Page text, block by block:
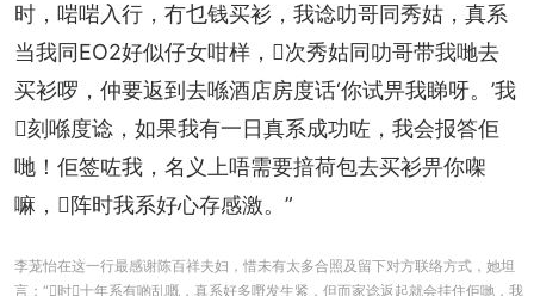
时，啱啱入行，冇乜钱买衫，我谂叻哥同秀姑，真系
当我同EO2好似仔女咁样，𠮶次秀姑同叻哥带我哋去
买衫啰，仲要返到去喺酒店房度话‘你试畀我睇呀。’我
𠮶刻喺度谂，如果我有一日真系成功咗，我会报答佢
哋！佢签咗我，名义上唔需要揞荷包去买衫畀你㗎
嘛，𠮶阵时我系好心存感激。”
李茏怡在这一行最感谢陈百祥夫妇，惜未有太多合照及留下对方联络方式，她坦
言：“𠮶时𠮶十年系有啲乱嘅，真系好多嘢发生紧，但而家谂返起就会挂住佢哋，我